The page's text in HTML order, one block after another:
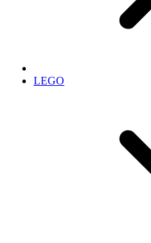
LEGO